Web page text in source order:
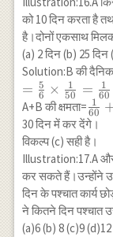
को 10 दिन करता है
है।दोनों एकसाथ
(a) 2 दिन (b) 25 दिन
Solution:B की दैनिक
= 6
5 × 50
1 = 60
1
A+B की क्षमता= 60
1
30 दिन में कर देंगे।
विकल्प (c) सही है।
Illustration:17.A और
कर सकते हैं।उन्होंने
दिन के पश्चात कार्य
ने कितने दिन पश्चात
(a)6 (b) 8 (c)9 (d)12